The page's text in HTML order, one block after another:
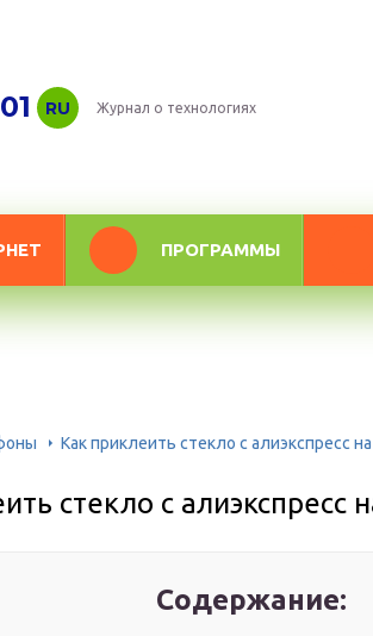
RU Журнал о технологиях
ПРОГРАММЫ
Как приклеить стекло с алиэкспресс
стекло с алиэкспресс
Содержание: